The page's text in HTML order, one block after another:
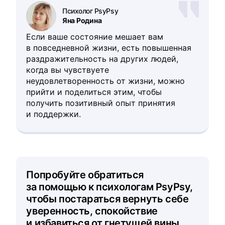
Яна Родина
Психолог PsyPsy
Если ваше состояние мешает вам
в повседневной жизни, есть повышенная
раздражительность на других людей,
когда вы чувствуете
неудовлетворенность от жизни, можно
прийти и поделиться этим, чтобы
получить позитивный опыт принятия
и поддержки.
Попробуйте обратиться
за помощью к психологам PsyPsy,
чтобы постараться вернуть себе
уверенность, спокойствие